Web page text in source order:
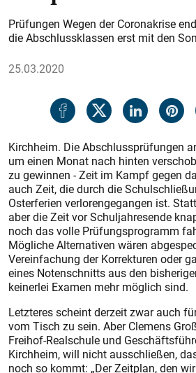
Prüfungen Wegen der Coronakrise
die Abschlussklassen erst mit den
25.03.2020
Kirchheim. Die Abschlussprüfungen
um einen Monat nach hinten
zu gewinnen - Zeit im Kampf gegen
auch Zeit, die durch die
Osterferien verlorengegangen ist.
aber die Zeit vor Schuljahresende
noch das volle Prüfungsprogramm
Mögliche Alternativen wären
Vereinfachung der Korrekturen oder
eines Notenschnitts aus den
keinerlei Examen mehr möglich sind.
Letzteres scheint derzeit zwar auch
vom Tisch zu sein. Aber Clemens
Freihof-Realschule und
Kirchheim, will nicht ausschließen,
noch so kommt: „Der Zeitplan, den